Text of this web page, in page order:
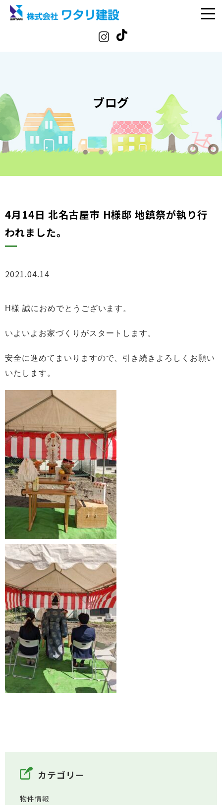
ブログ
4月14日 北名古屋市 H様邸 地鎮祭が執り行
われました。
2021.04.14
H様 誠におめでとうございます。
いよいよお家づくりがスタートします。
安全に進めてまいりますので、引き続きよろしくお願い
いたします。
カテゴリー
物件情報